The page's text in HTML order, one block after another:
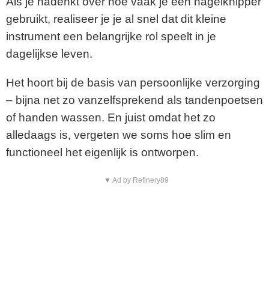
gebruikt, realiseer je je al snel dat dit kleine
instrument een belangrijke rol speelt in je
dagelijkse leven.
Het hoort bij de basis van persoonlijke verzorging
– bijna net zo vanzelfsprekend als tandenpoetsen
of handen wassen. En juist omdat het zo
alledaags is, vergeten we soms hoe slim en
functioneel het eigenlijk is ontworpen.
▼ Ad by Refinery89